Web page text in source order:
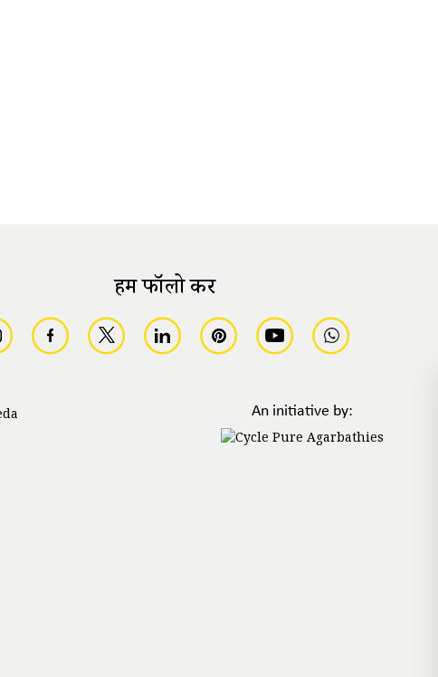
हमें फॉलो करें
An initiative by: